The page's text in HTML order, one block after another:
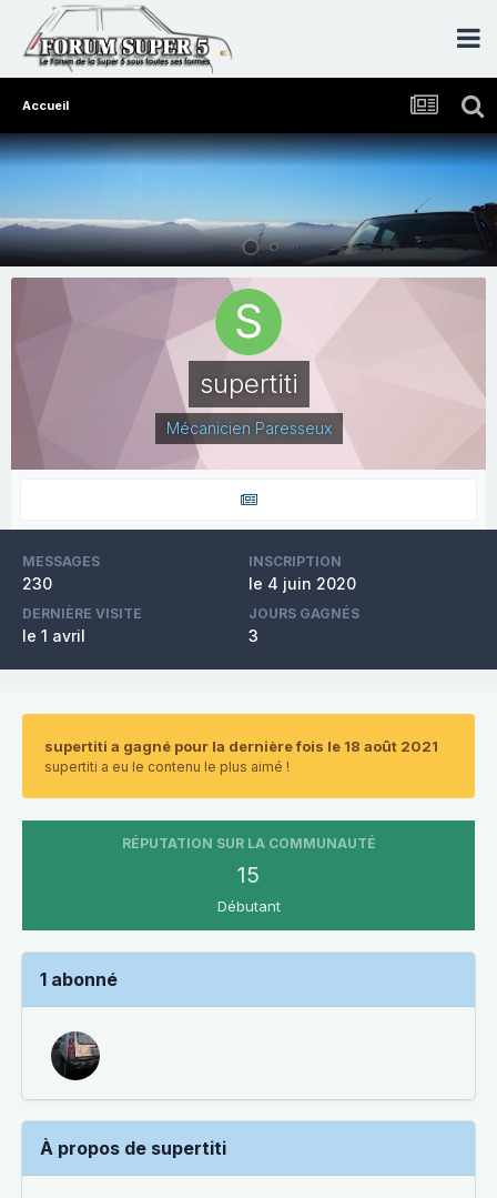
Accueil
supertiti
Mécanicien Paresseux
MESSAGES
230
INSCRIPTION
le 4 juin 2020
DERNIÈRE VISITE
le 1 avril
JOURS GAGNÉS
3
supertiti a gagné pour la dernière fois le 18 août 2021
supertiti a eu le contenu le plus aimé !
RÉPUTATION SUR LA COMMUNAUTÉ
15
Débutant
1 abonné
À propos de supertiti